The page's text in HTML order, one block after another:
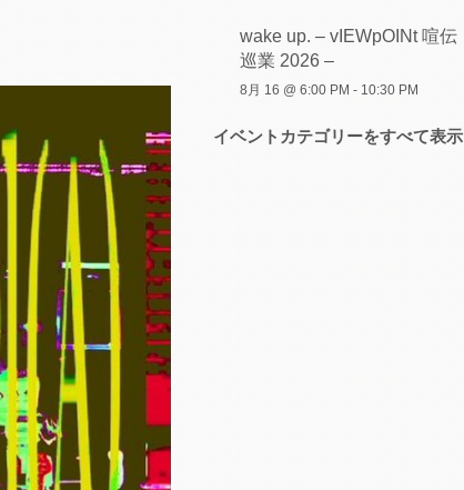
wake up. – vIEWpOINt 喧伝
巡業 2026 –
8月 16 @ 6:00 PM - 10:30 PM
イベントカテゴリーをすべて表示